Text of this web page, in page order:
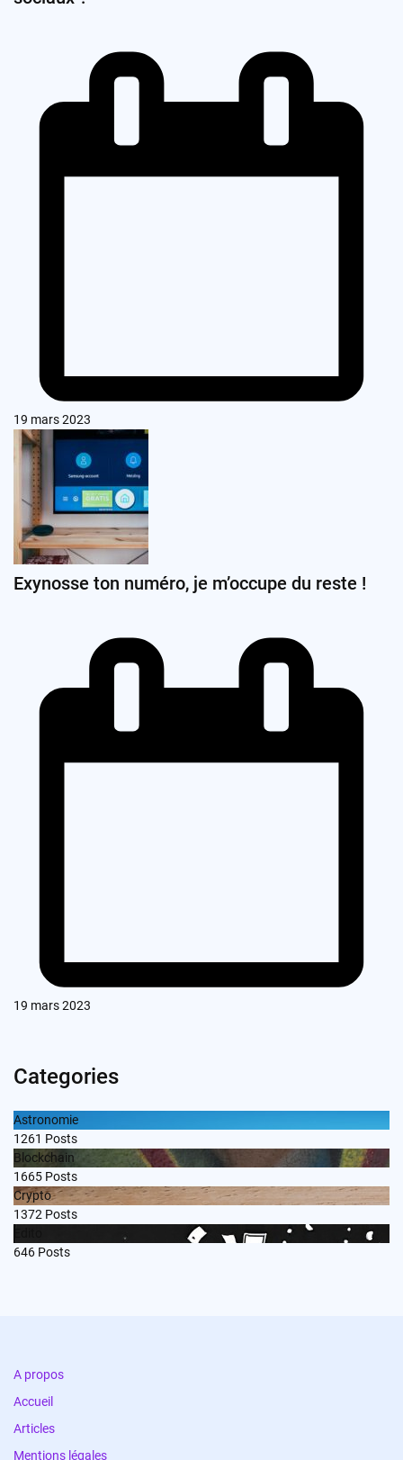
19 mars 2023
Exynosse ton numéro, je m’occupe du reste !
19 mars 2023
Categories
Astronomie
1261 Posts
Blockchain
1665 Posts
Crypto
1372 Posts
646 Posts
A propos
Accueil
Articles
Mentions légales